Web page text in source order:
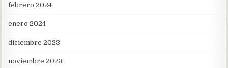
febrero 2024
enero 2024
diciembre 2023
noviembre 2023